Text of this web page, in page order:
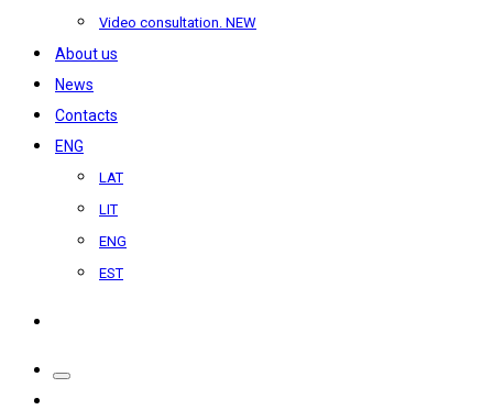
Video consultation. NEW
About us
News
Contacts
ENG
LAT
LIT
ENG
EST